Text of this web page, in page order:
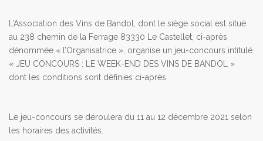
L’Association des Vins de Bandol, dont le siège social est situé
au 238 chemin de la Ferrage 83330 Le Castellet, ci-après
dénommée « l’Organisatrice », organise un jeu-concours intitulé
« JEU CONCOURS : LE WEEK-END DES VINS DE BANDOL »
dont les conditions sont définies ci-après.
Le jeu-concours se déroulera du 11 au 12 décembre 2021 selon
les horaires des activités.